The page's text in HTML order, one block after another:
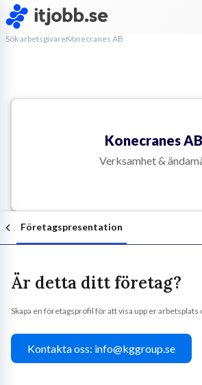
Sök arbetsgivareKonecranes AB
Konecranes AB
Verksamhet &
Företagspresentation
Är detta ditt företag?
Skapa en företagsprofil för att visa upp er arbetsplats
Kontakta oss: info@kggroup.se